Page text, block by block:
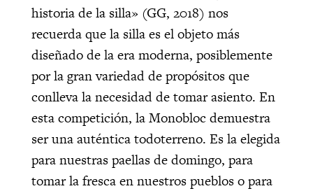
historia de la silla» (GG, 2018) nos
recuerda que la silla es el objeto más
diseñado de la era moderna, posiblemente
por la gran variedad de propósitos que
conlleva la necesidad de tomar asiento. En
esta competición, la Monobloc demuestra
ser una auténtica todoterreno. Es la elegida
para nuestras paellas de domingo, para
tomar la fresca en nuestros pueblos o para